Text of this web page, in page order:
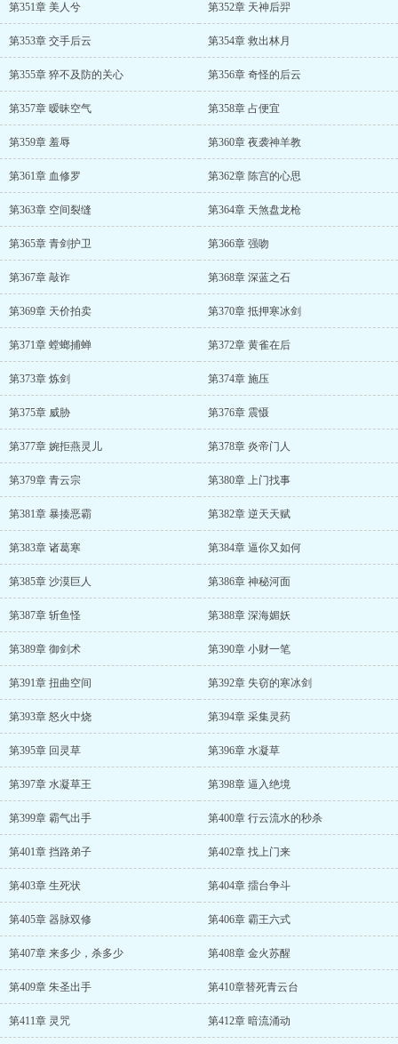
第351章 美人兮 第352章 天神后羿
第353章 交手后云 第354章 救出林月
第355章 猝不及防的关心 第356章 奇怪的后云
第357章 暧昧空气 第358章 占便宜
第359章 羞辱 第360章 夜袭神羊教
第361章 血修罗 第362章 陈宫的心思
第363章 空间裂缝 第364章 天煞盘龙枪
第365章 青剑护卫 第366章 强吻
第367章 敲诈 第368章 深蓝之石
第369章 天价拍卖 第370章 抵押寒冰剑
第371章 螳螂捕蝉 第372章 黄雀在后
第373章 炼剑 第374章 施压
第375章 威胁 第376章 震慑
第377章 婉拒燕灵儿 第378章 炎帝门人
第379章 青云宗 第380章 上门找事
第381章 暴揍恶霸 第382章 逆天天赋
第383章 诸葛寒 第384章 逼你又如何
第385章 沙漠巨人 第386章 神秘河面
第387章 斩鱼怪 第388章 深海媚妖
第389章 御剑术 第390章 小财一笔
第391章 扭曲空间 第392章 失窃的寒冰剑
第393章 怒火中烧 第394章 采集灵药
第395章 回灵草 第396章 水凝草
第397章 水凝草王 第398章 逼入绝境
第399章 霸气出手 第400章 行云流水的秒杀
第401章 挡路弟子 第402章 找上门来
第403章 生死状 第404章 擂台争斗
第405章 器脉双修 第406章 霸王六式
第407章 来多少，杀多少 第408章 金火苏醒
第409章 朱圣出手 第410章替死青云台
第411章 灵咒 第412章 暗流涌动